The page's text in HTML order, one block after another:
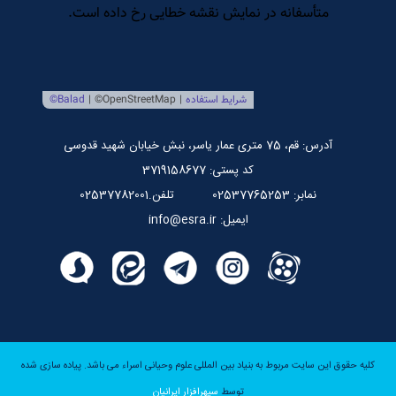
مرکز بین المللی نشر اسراء
آدرس: قم، 75 متری عمار یاسر، نبش خیابان شهید قدوسی
کد پستی: 3719158677
نمابر: 02537765253
تلفن.02537782001
ایمیل: info@esra.ir
کلیه حقوق این سایت مربوط به بنیاد بین المللی علوم وحیانی اسراء می باشد. پیاده سازی شده
توسط سپهرافزار ایرانیان